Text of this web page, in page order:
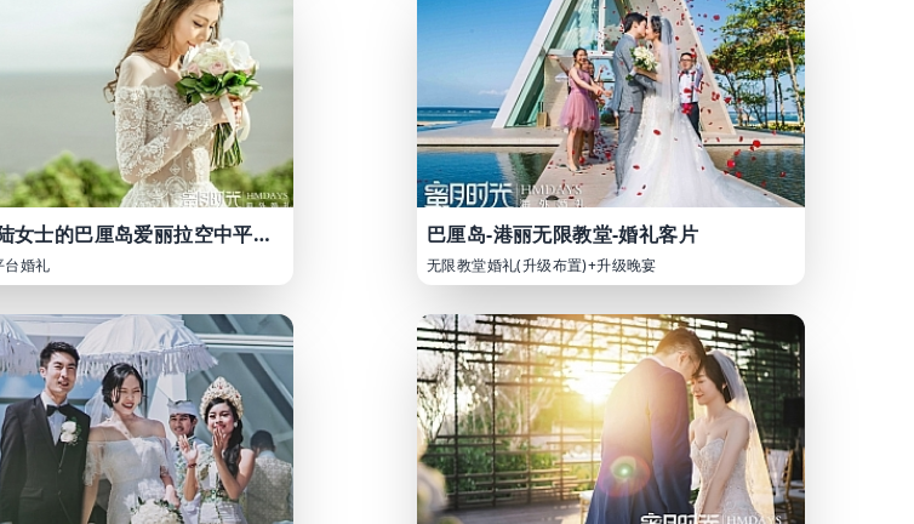
安先生和陆女士的巴厘岛爱丽拉空中平台婚礼
台婚礼
巴厘岛-港丽无限教堂-婚礼客片
无限教堂婚礼(升级布置)+升级晚宴